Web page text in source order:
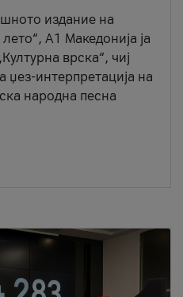
издание на
А1 Македонија ја
врска“, чиј
џез-интерпретација на
народна песна